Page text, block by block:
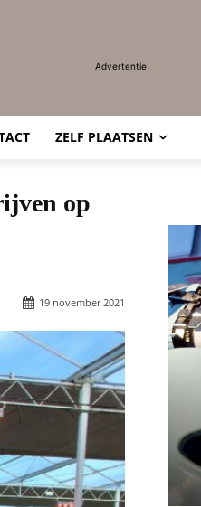
Advertentie
ZELF PLAATSEN
op
19 november 2021